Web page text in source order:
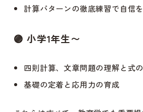
計算パターンの徹底練習で自信
🟣 小学1年生〜
四則計算、文章問題の理解と式
基礎の定着と応用力の育成